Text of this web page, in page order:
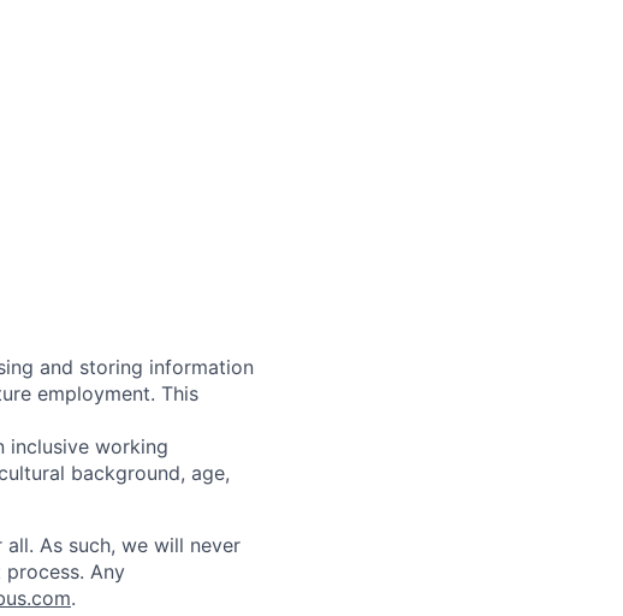
and storing information
employment. This
inclusive working
background, age,
As such, we will never
Any
.